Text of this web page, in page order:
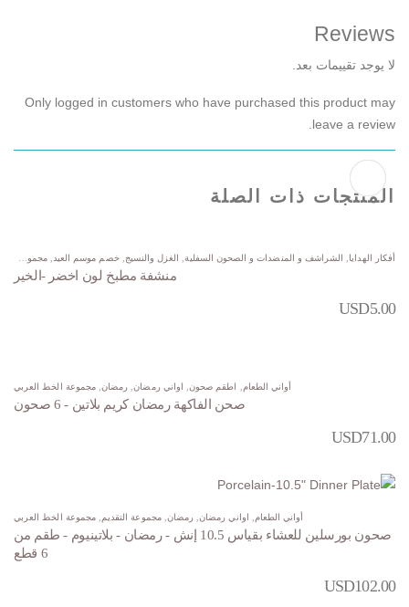
Reviews
لا يوجد تقييمات بعد.
Only logged in customers who have purchased this product may
leave a review.
المنتجات ذات الصلة
أفكار الهدايا, الشراشف و المنضدات و الصحون السفلية, الغزل والنسيج,خصم موسم العيد,مجموعة التقديم
منشفة مطبخ لون اخضر -الخير
USD5.00
أواني الطعام, اطقم صحون, اواني رمضان, رمضان,مجموعة الخط العربي
صحن الفاكهة رمضان كريم بلاتين - 6 صحون
USD71.00
أواني الطعام اواني رمضان, رمضان ,مجموعة التقديم ,مجموعة الخط العربي
صحون بورسلين للعشاء بقياس 10.5 إنش - رمضان - بلاتينيوم - طقم من
6 قطع
USD102.00